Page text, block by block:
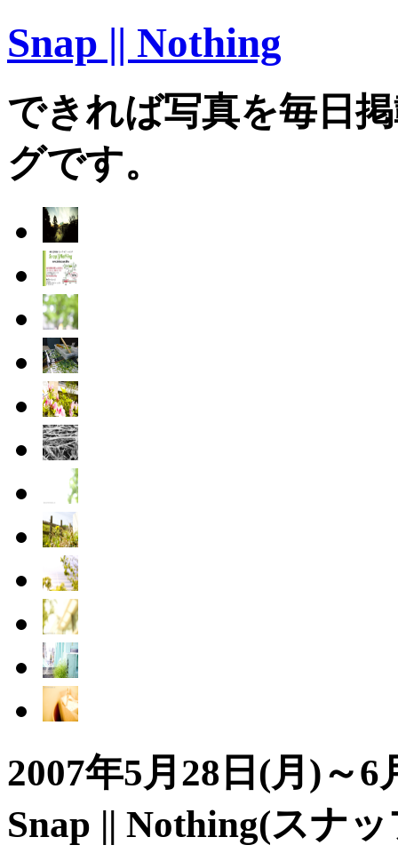
Snap || Nothing
できれば写真を毎日
グです。
2007年5月28日(月)～
Snap || Nothing(スナ